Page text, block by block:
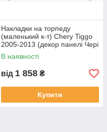
Накладки на торпеду
(маленький к-т) Chery Tiggo
2005-2013 (декор панелі Чері
Тіго)
В наявності
від 1 858 ₴
Купити